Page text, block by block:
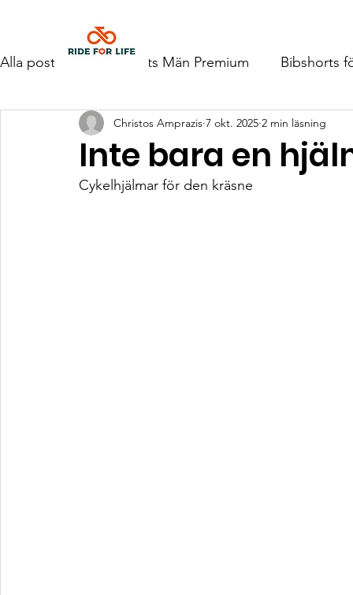
Alla poster Bibshorts Män Premium Bibshorts
Inte bara en
Christos Amprazis 7 okt. 2025 2 min läsning
Cykelhjälmar för den kräsne